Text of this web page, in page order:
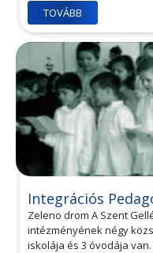
TOVÁBB
Integrációs
Zeleno drom A Szent
intézményének négy
iskolája és 3 óvodája van.